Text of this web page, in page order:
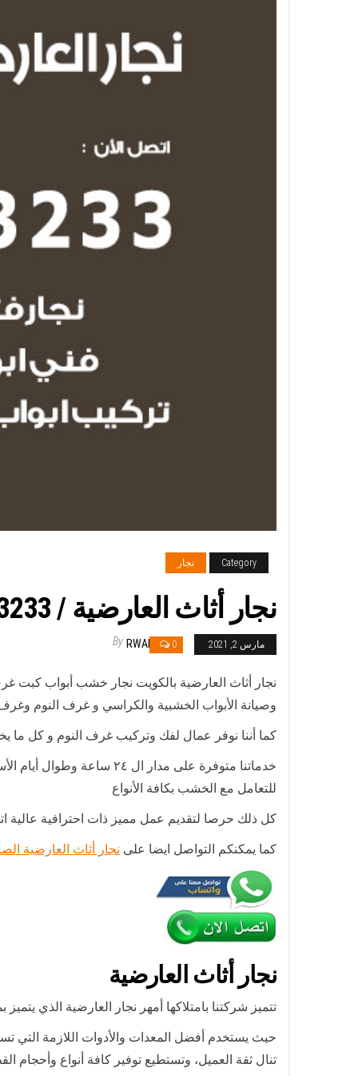
Category نجار
نجار أثاث العارضية / 65523233 / رقم معلم نجار شاطر ورخيص
مارس 2, 2021 0
By RWAN
نجار أثاث العارضية بالكويت نجار خشب أبواب كبت
وصيانة الأبواب الخشبية والكراسي و غرف النوم
كما أننا نوفر عمال لفك وتركيب غرف النوم و كل ما
خدماتنا متوفرة على
للتعامل مع الخشب بكافة الأنواع
كل ذلك حرصا لتقديم عمل مميز ذات احترافية عالية
كما يمكنكم التواصل ايضا على نجار أثاث العارضية
نجار أثاث العارضية
تتميز شركتنا بامتلاكها أمهر نجار العارضية الذي
حيث يستخدم أفضل المعدات والأدوات اللازمة التي
تنال ثقة العميل، وتستطيع توفير كافة أنواع وأحجام